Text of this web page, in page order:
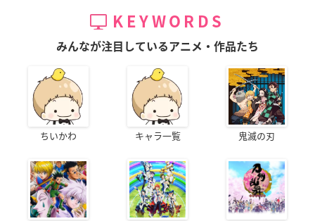
KEYWORDS
みんなが注目しているアニメ・作品たち
ちいかわ キャラ一覧 鬼滅の刃